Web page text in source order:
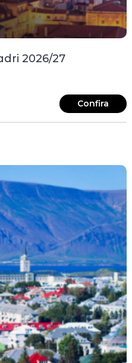
2026/27
Confira